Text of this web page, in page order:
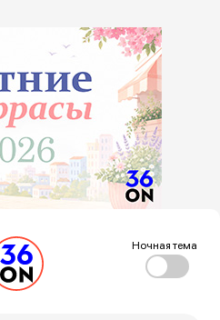
Ночная тема